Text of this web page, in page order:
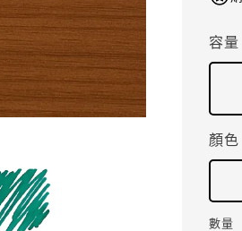
容量
顏色
數量